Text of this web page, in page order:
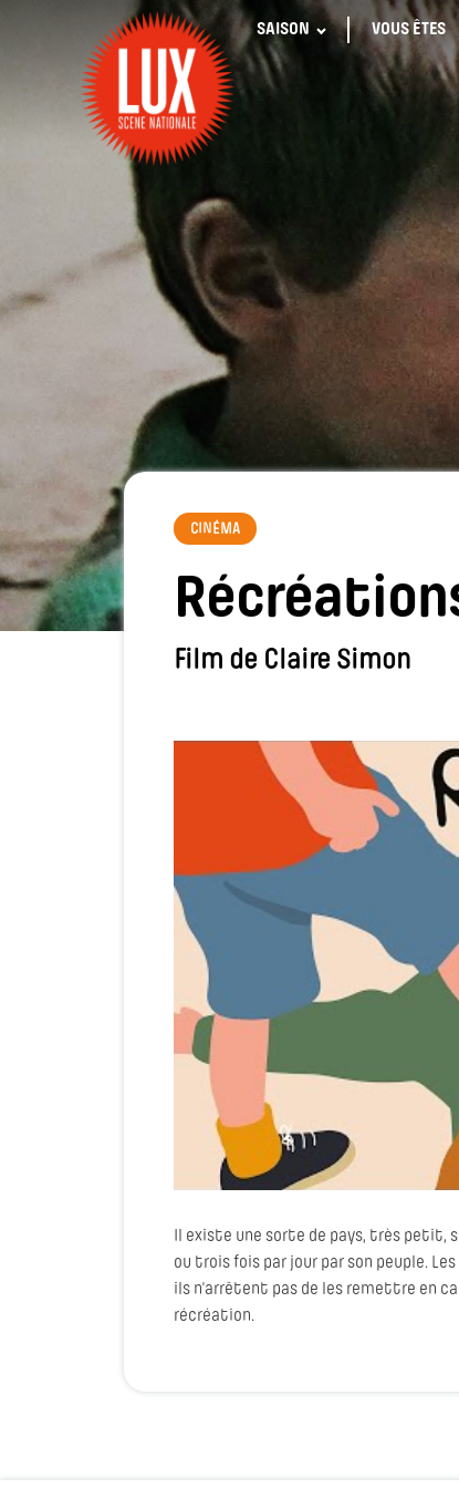
SAISON VOUS ÊTES
CINÉMA
Film de Claire Simon
Il existe une sorte de pays, très petit,
ou trois fois par jour par son peuple.
ils n'arrêtent pas de les remettre en
récréation.